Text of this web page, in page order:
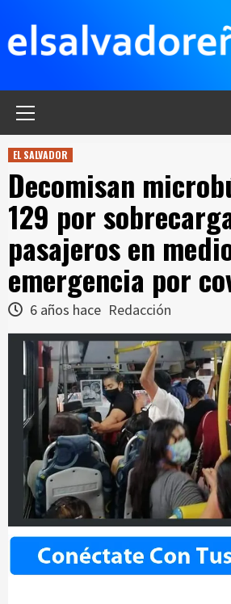
contenido
EL SALVADOR
Decomisan
129 por
pasajeros en
emergencia por
6 años hace Redacción